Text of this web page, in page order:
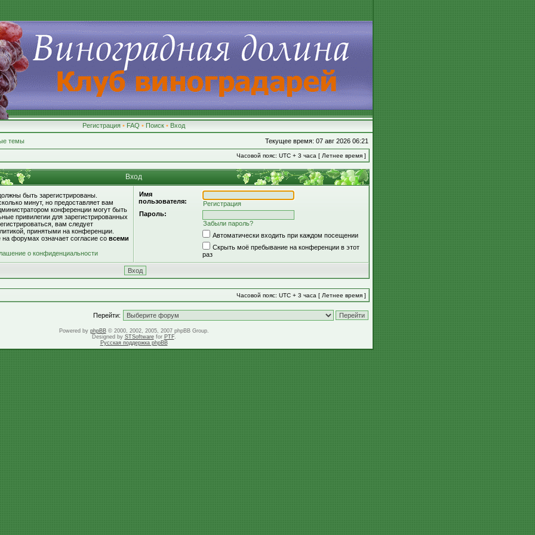
Регистрация • FAQ • Поиск • Вход
темы Текущее время: 07 авг 2026 06:21
Часовой пояс: UTC + 3 часа [ Летнее время ]
Вход
быть зарегистрированы.
минут, но предоставляет вам
конференции могут быть
привилегии для зарегистрированных
вам следует
принятыми на конференции.
форумах означает согласие со всеми
о конфиденциальности
Имя
пользователя:
Регистрация
Пароль:
Забыли пароль?
Автоматически входить при каждом посещении
Скрыть моё пребывание на конференции в этот
раз
Часовой пояс: UTC + 3 часа [ Летнее время ]
Перейти:
Powered by phpBB© 2000, 2002, 2005, 2007 phpBB Group.
Designed by STSoftwarefor PTF.
Русская поддержка phpBB